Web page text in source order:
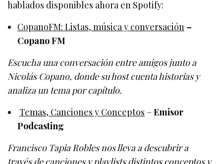
hablados disponibles ahora en Spotify:
CopanoFM: Listas, música y conversación –
Copano FM
Escucha una conversación entre amigos junto a
Nicolás Copano, donde su host cuenta historias y
analiza un tema por capítulo.
Temas, Canciones y Conceptos –Emisor
Podcasting
Francisco Tapia Robles nos lleva a descubrir a
través de canciones y playlists distintos conceptos y